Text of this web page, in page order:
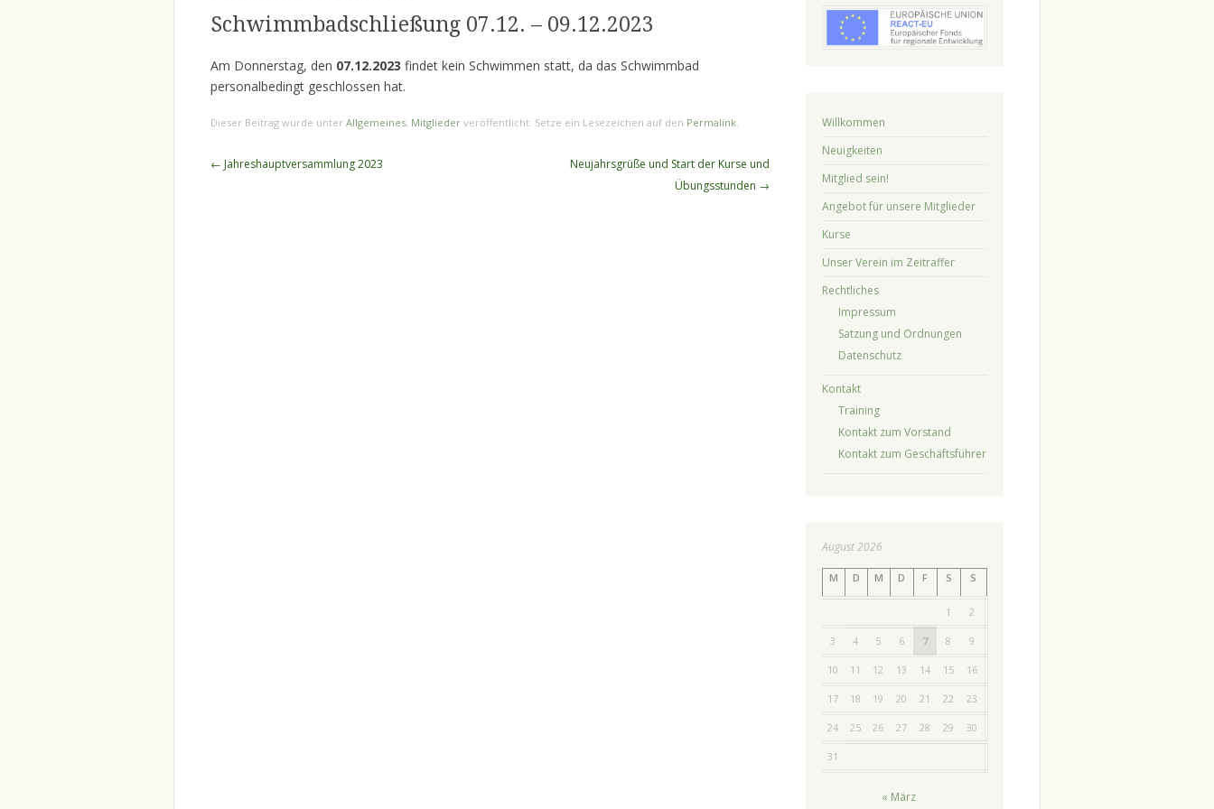
Schwimmbadschließung 07.12. – 09.12.2023
Am Donnerstag, den 07.12.2023 findet kein Schwimmen statt, da das Schwimmbad
personalbedingt geschlossen hat.
Dieser Beitrag wurde unter Allgemeines, Mitglieder veröffentlicht. Setze ein Lesezeichen auf den Permalink.
Beitragsnavigation
← Jahreshauptversammlung 2023
Neujahrsgrüße und Start der Kurse und
Übungsstunden →
Willkommen
Neuigkeiten
Mitglied sein!
Angebot für unsere Mitglieder
Kurse
Unser Verein im Zeitraffer
Rechtliches
Impressum
Satzung und Ordnungen
Datenschutz
Kontakt
Training
Kontakt zum Vorstand
Kontakt zum Geschäftsführer
August 2026
M D M D F S S
1 2
3 4 5 6 7 8 9
10 11 12 13 14 15 16
17 18 19 20 21 22 23
24 25 26 27 28 29 30
31
« März